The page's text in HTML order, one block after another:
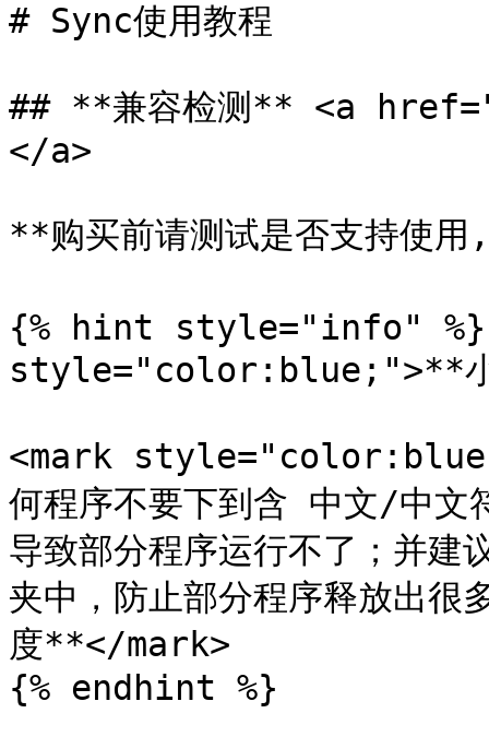
# Sync使用教程
## **兼容检测** <a
</a>
**购买前请测试是否支持使
{% hint style="info" %}
style="color:blue;">**小
<mark
何程序不要下到含 中文/中文
导致部分程序运行不了；并建
夹中，防止部分程序释放出很
度**</mark>
{% endhint %}